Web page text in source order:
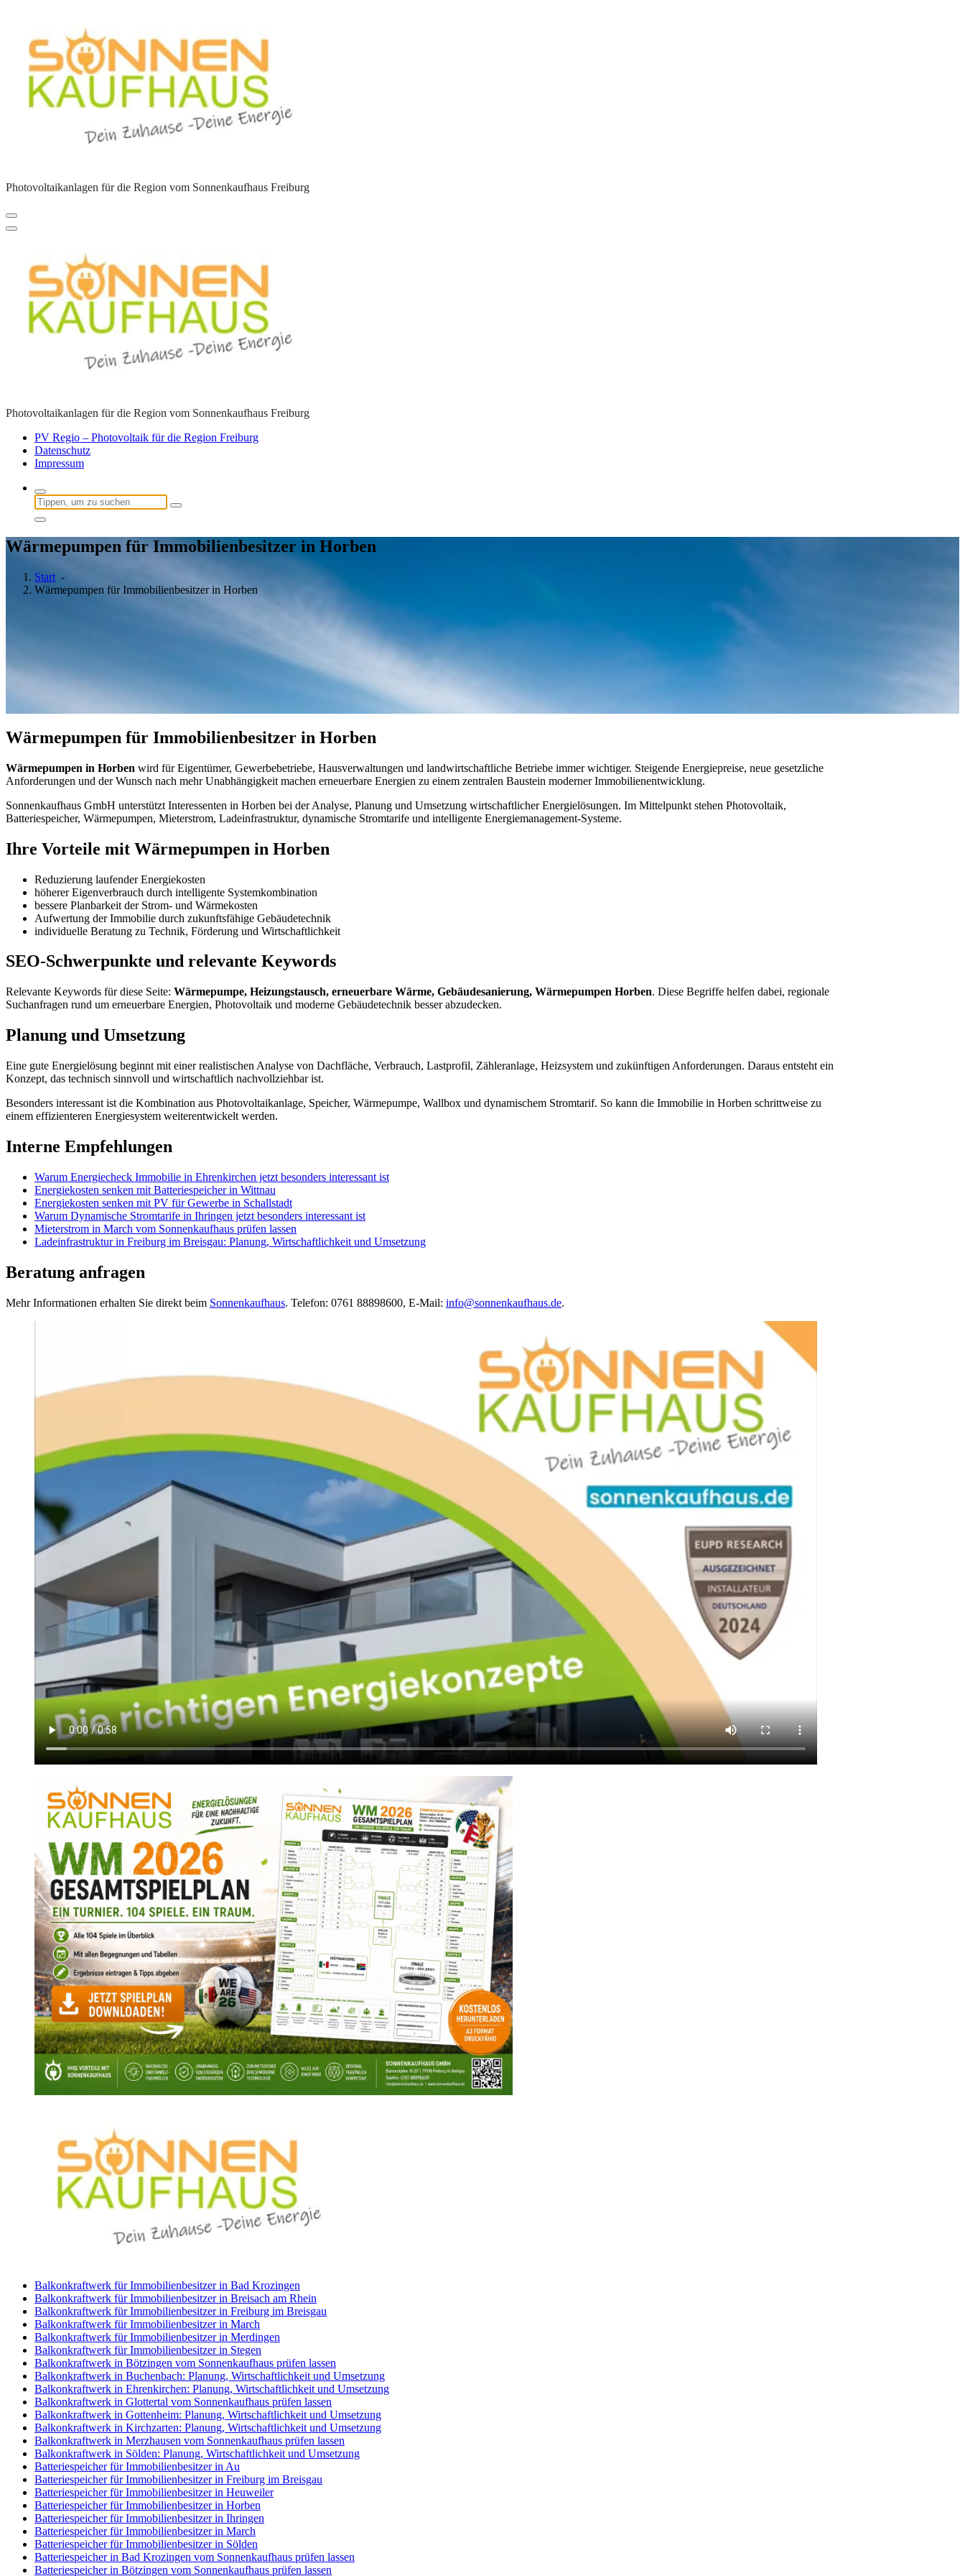
springen
Photovoltaikanlagen für die Region vom Sonnenkaufhaus Freiburg
Photovoltaikanlagen für die Region vom Sonnenkaufhaus Freiburg
PV Regio – Photovoltaik für die Region Freiburg
Datenschutz
Impressum
Suchen
nach:
Wärmepumpen für Immobilienbesitzer in Horben
Start -
Wärmepumpen für Immobilienbesitzer in Horben
Wärmepumpen für Immobilienbesitzer in Horben
Wärmepumpen in Horben wird für Eigentümer, Gewerbebetriebe, Hausverwaltungen und landwirtschaftliche Betriebe immer wichtiger. Steigende Energiepreise, neue gesetzliche
Anforderungen und der Wunsch nach mehr Unabhängigkeit machen erneuerbare Energien zu einem zentralen Baustein moderner Immobilienentwicklung.
Sonnenkaufhaus GmbH unterstützt Interessenten in Horben bei der Analyse, Planung und Umsetzung wirtschaftlicher Energielösungen. Im Mittelpunkt stehen Photovoltaik,
Batteriespeicher, Wärmepumpen, Mieterstrom, Ladeinfrastruktur, dynamische Stromtarife und intelligente Energiemanagement-Systeme.
Ihre Vorteile mit Wärmepumpen in Horben
Reduzierung laufender Energiekosten
höherer Eigenverbrauch durch intelligente Systemkombination
bessere Planbarkeit der Strom- und Wärmekosten
Aufwertung der Immobilie durch zukunftsfähige Gebäudetechnik
individuelle Beratung zu Technik, Förderung und Wirtschaftlichkeit
SEO-Schwerpunkte und relevante Keywords
Relevante Keywords für diese Seite: Wärmepumpe, Heizungstausch, erneuerbare Wärme, Gebäudesanierung, Wärmepumpen Horben. Diese Begriffe helfen dabei, regionale
Suchanfragen rund um erneuerbare Energien, Photovoltaik und moderne Gebäudetechnik besser abzudecken.
Planung und Umsetzung
Eine gute Energielösung beginnt mit einer realistischen Analyse von Dachfläche, Verbrauch, Lastprofil, Zähleranlage, Heizsystem und zukünftigen Anforderungen. Daraus entsteht ein
Konzept, das technisch sinnvoll und wirtschaftlich nachvollziehbar ist.
Besonders interessant ist die Kombination aus Photovoltaikanlage, Speicher, Wärmepumpe, Wallbox und dynamischem Stromtarif. So kann die Immobilie in Horben schrittweise zu
einem effizienteren Energiesystem weiterentwickelt werden.
Interne Empfehlungen
Warum Energiecheck Immobilie in Ehrenkirchen jetzt besonders interessant ist
Energiekosten senken mit Batteriespeicher in Wittnau
Energiekosten senken mit PV für Gewerbe in Schallstadt
Warum Dynamische Stromtarife in Ihringen jetzt besonders interessant ist
Mieterstrom in March vom Sonnenkaufhaus prüfen lassen
Ladeinfrastruktur in Freiburg im Breisgau: Planung, Wirtschaftlichkeit und Umsetzung
Beratung anfragen
Mehr Informationen erhalten Sie direkt beim Sonnenkaufhaus. Telefon: 0761 88898600, E-Mail: info@sonnenkaufhaus.de.
Balkonkraftwerk für Immobilienbesitzer in Bad Krozingen
Balkonkraftwerk für Immobilienbesitzer in Breisach am Rhein
Balkonkraftwerk für Immobilienbesitzer in Freiburg im Breisgau
Balkonkraftwerk für Immobilienbesitzer in March
Balkonkraftwerk für Immobilienbesitzer in Merdingen
Balkonkraftwerk für Immobilienbesitzer in Stegen
Balkonkraftwerk in Bötzingen vom Sonnenkaufhaus prüfen lassen
Balkonkraftwerk in Buchenbach: Planung, Wirtschaftlichkeit und Umsetzung
Balkonkraftwerk in Ehrenkirchen: Planung, Wirtschaftlichkeit und Umsetzung
Balkonkraftwerk in Glottertal vom Sonnenkaufhaus prüfen lassen
Balkonkraftwerk in Gottenheim: Planung, Wirtschaftlichkeit und Umsetzung
Balkonkraftwerk in Kirchzarten: Planung, Wirtschaftlichkeit und Umsetzung
Balkonkraftwerk in Merzhausen vom Sonnenkaufhaus prüfen lassen
Balkonkraftwerk in Sölden: Planung, Wirtschaftlichkeit und Umsetzung
Batteriespeicher für Immobilienbesitzer in Au
Batteriespeicher für Immobilienbesitzer in Freiburg im Breisgau
Batteriespeicher für Immobilienbesitzer in Heuweiler
Batteriespeicher für Immobilienbesitzer in Horben
Batteriespeicher für Immobilienbesitzer in Ihringen
Batteriespeicher für Immobilienbesitzer in March
Batteriespeicher für Immobilienbesitzer in Sölden
Batteriespeicher in Bad Krozingen vom Sonnenkaufhaus prüfen lassen
Batteriespeicher in Bötzingen vom Sonnenkaufhaus prüfen lassen